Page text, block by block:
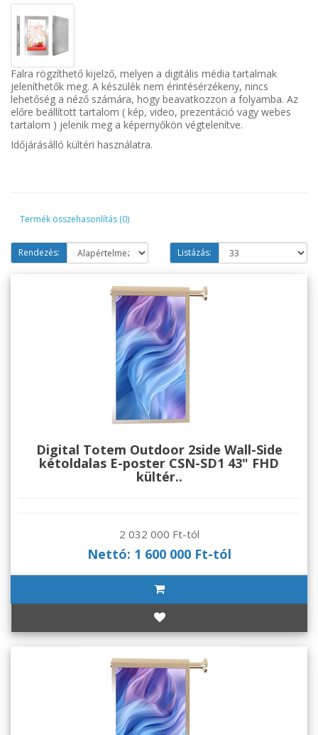
Falra rögzíthető kijelző, melyen a digitális média tartalmak
jeleníthetők meg. A készülék nem érintésérzékeny, nincs
lehetőség a néző számára, hogy beavatkozzon a folyamba. Az
előre beállított tartalom ( kép, video, prezentáció vagy webes
tartalom ) jelenik meg a képernyőkön végtelenítve.
Időjárásálló kültéri használatra.
Termék összehasonlítás (0)
Rendezés: Listázás:
Digital Totem Outdoor 2side Wall-Side
kétoldalas E-poster CSN-SD1 43" FHD
kültér..
2 032 000 Ft-tól
Nettó: 1 600 000 Ft-tól